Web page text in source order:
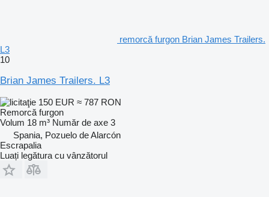
remorcă furgon Brian James Trailers.
L3
10
Brian James Trailers. L3
150 EUR ≈ 787 RON
Remorcă furgon
Volum 18 m³ Număr de axe 3
Spania, Pozuelo de Alarcón
Escrapalia
Luați legătura cu vânzătorul